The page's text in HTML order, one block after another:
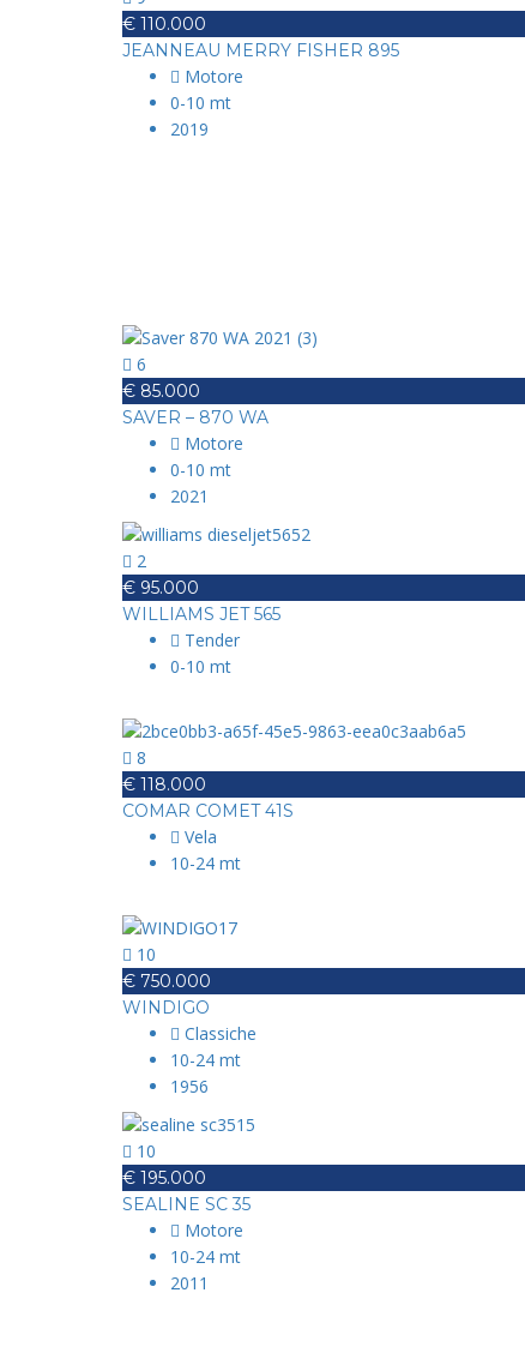
€ 110.000
JEANNEAU MERRY FISHER 895
Motore
0-10 mt
2019
6
€ 85.000
SAVER – 870 WA
Motore
0-10 mt
2021
2
€ 95.000
WILLIAMS JET 565
Tender
0-10 mt
8
€ 118.000
COMAR COMET 41S
Vela
10-24 mt
10
€ 750.000
WINDIGO
Classiche
10-24 mt
1956
10
€ 195.000
SEALINE SC 35
Motore
10-24 mt
2011